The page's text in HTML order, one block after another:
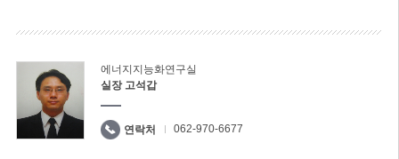
에너지지능화연구실
실장 고석갑
연락처 062-970-6677